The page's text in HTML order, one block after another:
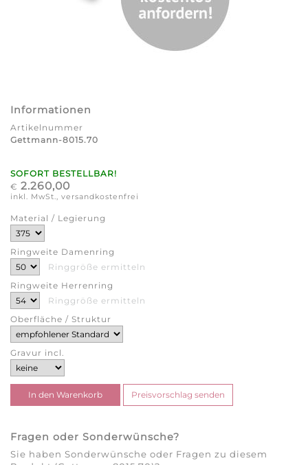
Informationen
Artikelnummer
Gettmann-8015.70
SOFORT BESTELLBAR!
€ 2.260,00
inkl. MwSt., versandkostenfrei
Material / Legierung
Ringweite Damenring
Ringgröße ermitteln
Ringweite Herrenring
Ringgröße ermitteln
Oberfläche / Struktur
Gravur incl.
Fragen oder Sonderwünsche?
Sie haben Sonderwünsche oder Fragen zu diesem